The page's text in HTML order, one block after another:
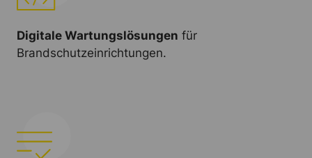
Digitale Wartungslösungen für
Brandschutzeinrichtungen.